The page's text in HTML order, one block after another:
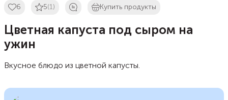
6 5(1) Купить продукты
Цветная капуста под сыром на
ужин
Вкусное блюдо из цветной капусты.